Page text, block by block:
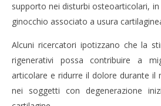
supporto nei disturbi osteoarticolari,
ginocchio associato a usura
Alcuni ricercatori ipotizzano che la
rigenerativi possa contribuire a
articolare e ridurre il dolore durante
nei soggetti con degenerazione